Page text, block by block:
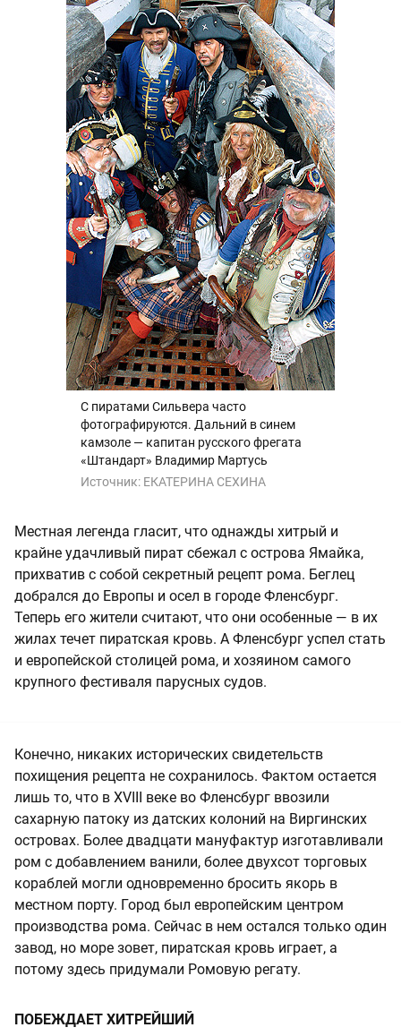
С пиратами Сильвера часто
фотографируются. Дальний в синем
камзоле — капитан русского фрегата
«Штандарт» Владимир Мартусь
Источник: ЕКАТЕРИНА СЕХИНА
Местная легенда гласит, что однажды хитрый и
крайне удачливый пират сбежал с острова Ямайка,
прихватив с собой секретный рецепт рома. Беглец
добрался до Европы и осел в городе Фленсбург.
Теперь его жители считают, что они особенные — в их
жилах течет пиратская кровь. А Фленсбург успел стать
и европейской столицей рома, и хозяином самого
крупного фестиваля парусных судов.
Конечно, никаких исторических свидетельств
похищения рецепта не сохранилось. Фактом остается
лишь то, что в XVIII веке во Фленсбург ввозили
сахарную патоку из датских колоний на Виргинских
островах. Более двадцати мануфактур изготавливали
ром с добавлением ванили, более двухсот торговых
кораблей могли одновременно бросить якорь в
местном порту. Город был европейским центром
производства рома. Сейчас в нем остался только один
завод, но море зовет, пиратская кровь играет, а
потому здесь придумали Ромовую регату.
ПОБЕЖДАЕТ ХИТРЕЙШИЙ